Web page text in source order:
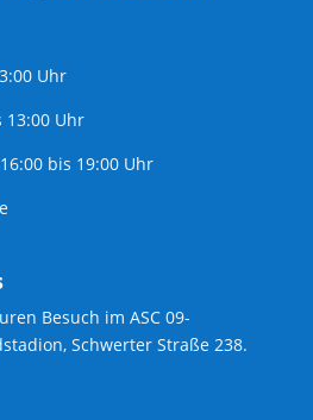
Uhr
13:00 Uhr
bis 19:00 Uhr
Besuch im ASC 09-
Schwerter Straße 238.